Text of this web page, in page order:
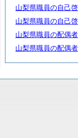
山梨県職員の自己
山梨県職員の自己
山梨県職員の配偶
山梨県職員の配偶